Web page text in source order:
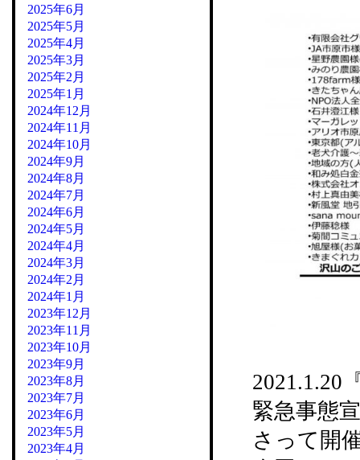
2021.1.20
緊急事態
さって開
2025年6月
2025年5月
2025年4月
2025年3月
2025年2月
2025年1月
2024年12月
2024年11月
2024年10月
2024年9月
2024年8月
2024年7月
2024年6月
2024年5月
2024年4月
2024年3月
2024年2月
2024年1月
2023年12月
2023年11月
2023年10月
2023年9月
2023年8月
2023年7月
2023年6月
2023年5月
2023年4月